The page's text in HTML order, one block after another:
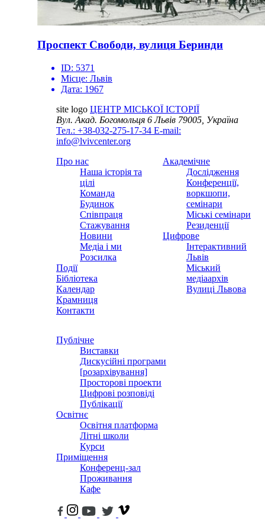
Проспект Свободи, вулиця Беринди
ID: 5371
Місце: Львів
Дата: 1967
site logo ЦЕНТР МІСЬКОЇ ІСТОРІЇ
Вул. Акад. Богомольця 6Львів 79005, Україна
Тел.: +38-032-275-17-34 E-mail:
info@lvivcenter.org
Про нас
Наша історія та
цілі
Команда
Будинок
Співпраця
Стажування
Новини
Медіа і ми
Розсилка
Події
Бібліотека
Календар
Крамниця
Контакти
Академічне
Дослідження
Конференції,
воркшопи,
семінари
Міські семінари
Резиденції
Цифрове
Інтерактивний
Львів
Міський
медіаархів
Вулиці Львова
Публічне
Виставки
Дискусійні програми
[розархівування]
Просторові проекти
Цифрові розповіді
Публікації
Освітнє
Освітня платформа
Літні школи
Курси
Приміщення
Конференц-зал
Проживання
Кафе